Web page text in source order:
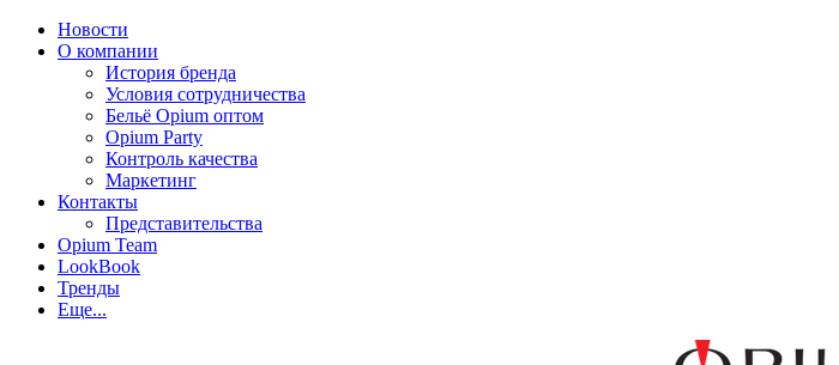
Новости
О компании
История бренда
Условия сотрудничества
Бельё Opium оптом
Opium Party
Контроль качества
Маркетинг
Контакты
Представительства
Opium Team
LookBook
Тренды
Еще...